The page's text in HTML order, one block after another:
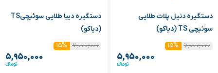
دستگیره دنیل پلات طلایی
سوئیچی TS (دیاکو)
۷,۰۰۰,۰۰۰
۱۵%
۵,۹۵۰,۰۰۰
دستگیره دیبا طلایی سوئیچیTS
(دیاکو)
۷,۰۰۰,۰۰۰
۱۵%
۵,۹۵۰,۰۰۰